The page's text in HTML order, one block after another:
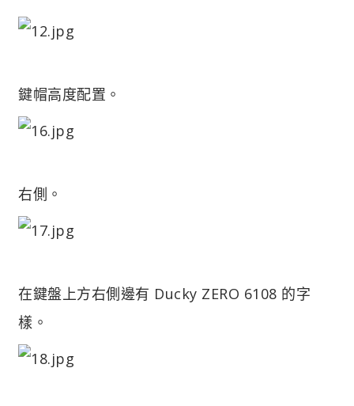
鍵帽高度配置。
右側。
在鍵盤上方右側邊有 Ducky ZERO 6108 的字
樣。